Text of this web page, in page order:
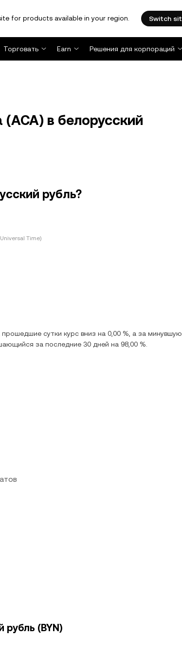
for products available in your region. Switch
Торговать Earn Решения для корпораций
в белорусский
рубль?
Time)
сутки курс вниз на 0,00 %, а за минувшую
за последние 30 дней на 98,00 %.
рубль (BYN)